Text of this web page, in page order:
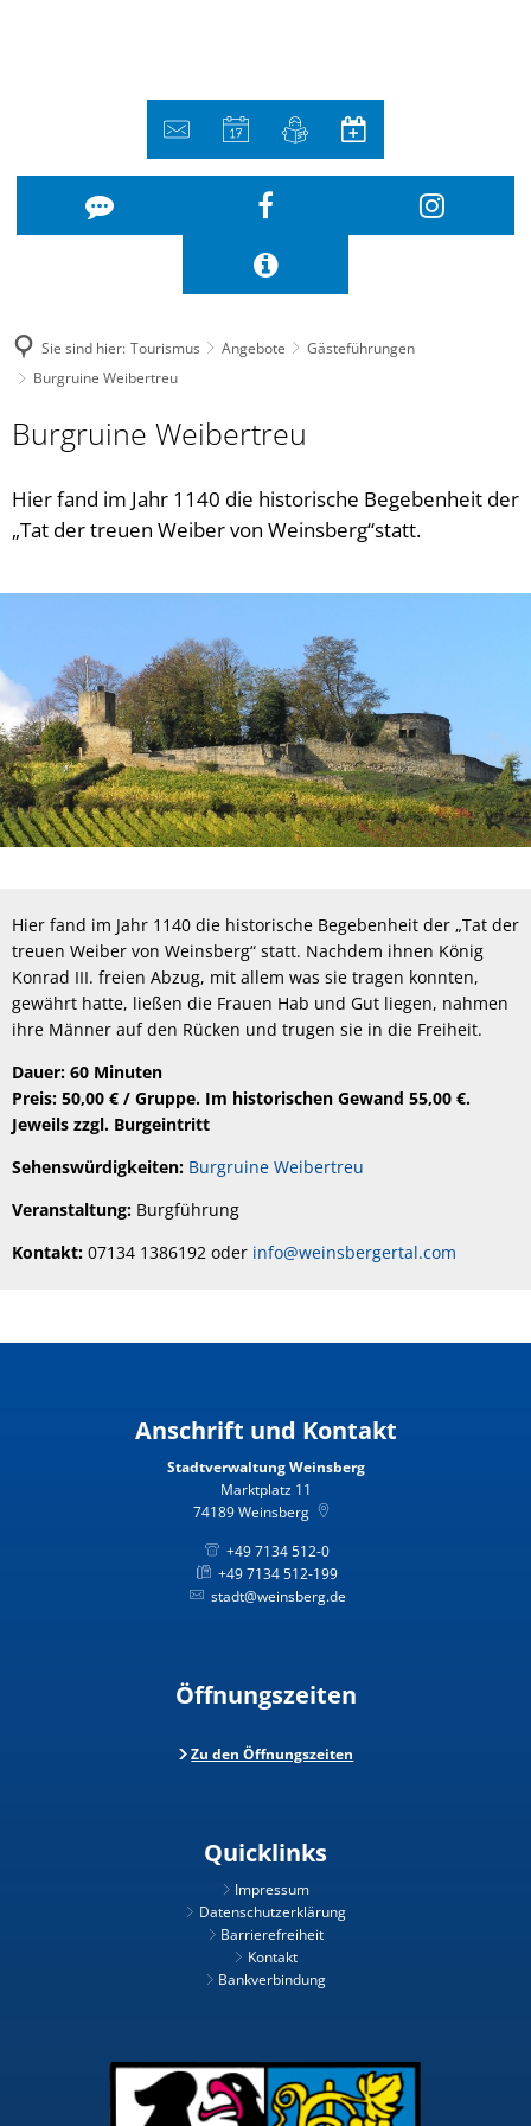
Sie sind hier: Tourismus Angebote
Gästeführungen
Burgruine Weibertreu
Burgruine Weibertreu
Hier fand im Jahr 1140 die historische Begebenheit der
„Tat der treuen Weiber von Weinsberg“statt.
Hier fand im Jahr 1140 die historische Begebenheit der „Tat der
treuen Weiber von Weinsberg“ statt. Nachdem ihnen König
Konrad III. freien Abzug, mit allem was sie tragen konnten,
gewährt hatte, ließen die Frauen Hab und Gut liegen, nahmen
ihre Männer auf den Rücken und trugen sie in die Freiheit.
Dauer: 60 Minuten
Preis: 50,00 € / Gruppe. Im historischen Gewand 55,00 €.
Jeweils zzgl. Burgeintritt
Sehenswürdigkeiten: Burgruine Weibertreu
Veranstaltung: Burgführung
Kontakt: 07134 1386192 oder info@weinsbergertal.com
Anschrift und Kontakt
Stadtverwaltung Weinsberg
Marktplatz 11
74189Weinsberg
+49 7134 512-0
+49 7134 512-199
stadt@weinsberg.de
Öffnungszeiten
Zu den Öffnungszeiten
Quicklinks
Impressum
Datenschutzerklärung
Barrierefreiheit
Kontakt
Bankverbindung